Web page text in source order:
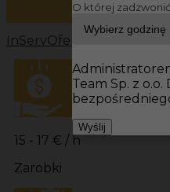
InServOferty pracy Prace
15 - 17 € / h
Zarobki
O której
Team Sp. z
Wyślij